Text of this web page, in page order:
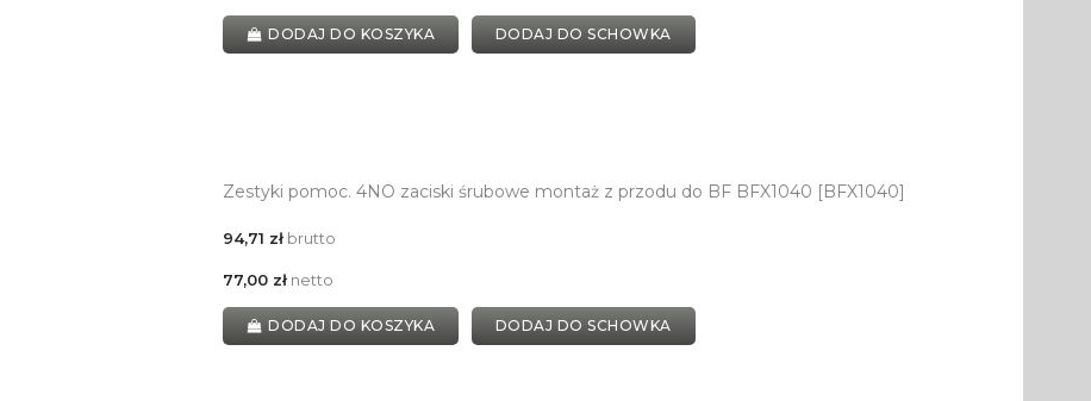
DODAJ DO KOSZYKA DODAJ DO SCHOWKA
Zestyki pomoc. 4NO zaciski śrubowe montaż z przodu do BF BFX1040 [BFX1040]
94,71 złbrutto
77,00 złnetto
DODAJ DO KOSZYKA DODAJ DO SCHOWKA